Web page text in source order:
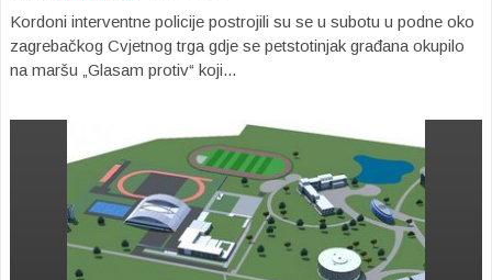
Kordoni interventne policije postrojili su se u subotu u podne oko
zagrebačkog Cvjetnog trga gdje se petstotinjak građana okupilo
na maršu „Glasam protiv“ koji...